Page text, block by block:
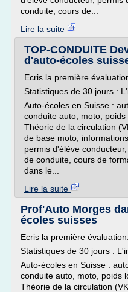
conduite, cours de...
Lire la suite
TOP-CONDUITE
d'auto-écoles
Ecris la première
Statistiques de 30 jours :
Auto-écoles en Suisse :
conduite auto, moto,
Théorie de la circulation
de base moto,
permis d'élève
de conduite, cours de
dans le...
Lire la suite
Prof'Auto Morges
écoles suisses
Ecris la première
Statistiques de 30 jours :
Auto-écoles en Suisse :
conduite auto, moto, poids
Théorie de la circulation